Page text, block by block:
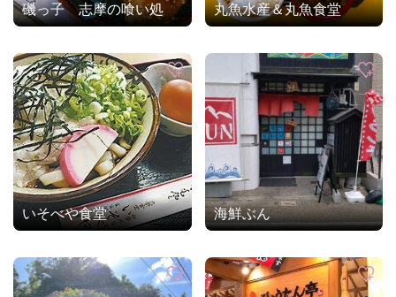
磯っ子 志摩の喰い処 丸魚水産＆丸魚食堂
いそべや食堂 海鮮ぶん